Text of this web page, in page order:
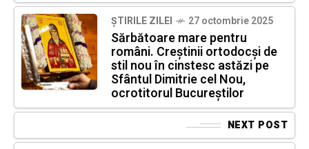
ȘTIRILE ZILEI 27 octombrie 2025
Sărbătoare mare pentru
români. Creștinii ortodocși de
stil nou în cinstesc astăzi pe
Sfântul Dimitrie cel Nou,
ocrotitorul Bucureștilor
NEXT POST